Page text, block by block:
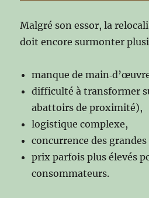
Malgré son essor, la
doit encore surmonter
manque de
difficulté à transformer
abattoirs de proximité),
logistique complexe,
concurrence des grandes
prix parfois plus élevés
consommateurs.